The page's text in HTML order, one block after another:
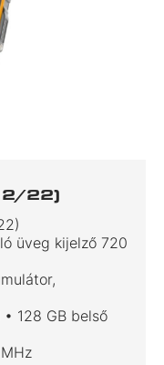
2/22)
üveg kijelző 720
• 128 GB belső